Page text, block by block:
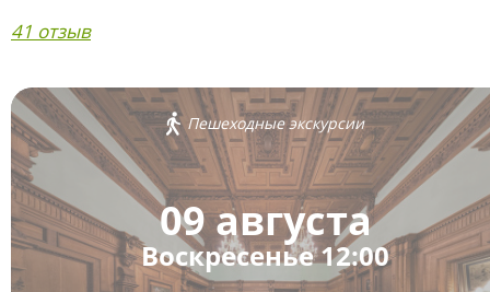
41 отзыв
Пешеходные экскурсии
09 августа
Воскресенье 12:00